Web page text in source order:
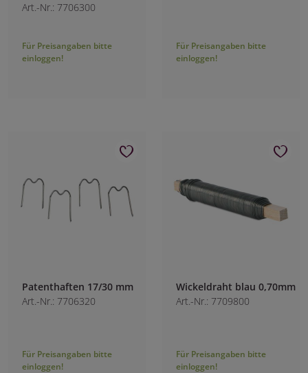
Art.-Nr.: 7706300
Für Preisangaben bitte
einloggen!
Für Preisangaben bitte
einloggen!
Patenthaften 17/30 mm
Art.-Nr.: 7706320
Für Preisangaben bitte
einloggen!
Wickeldraht blau 0,70mm
Art.-Nr.: 7709800
Für Preisangaben bitte
einloggen!